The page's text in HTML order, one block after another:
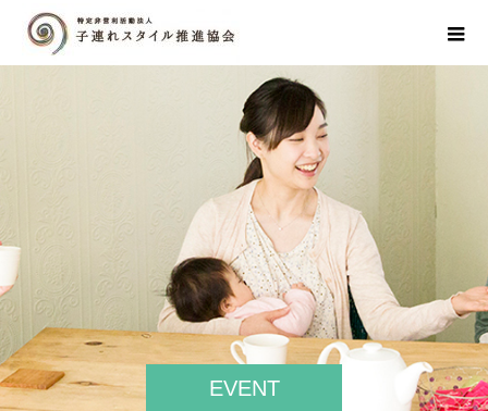
EVENT